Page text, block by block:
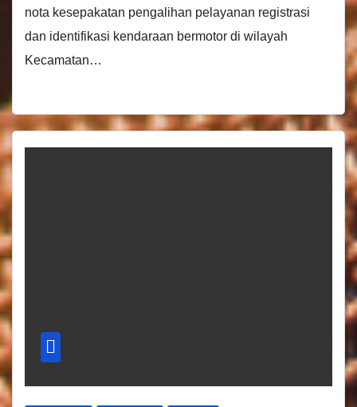
nota kesepakatan pengalihan pelayanan registrasi
dan identifikasi kendaraan bermotor di wilayah
Kecamatan…